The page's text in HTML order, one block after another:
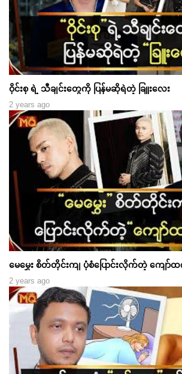
ဝိုင်းစု ရဲ့ သီချင်းတွေကို ပြန်မဆိုရဲတဲ့ ခြူးလေး
2 years ago
မေမွှေး စိတ်တိုင်းကျ ပုံစံပြောင်းလိုက်တဲ့ ကျော်
2 years ago